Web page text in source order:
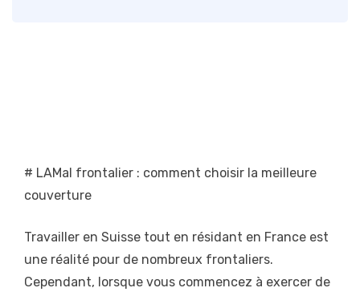
# LAMal frontalier : comment choisir la meilleure
couverture
Travailler en Suisse tout en résidant en France est
une réalité pour de nombreux frontaliers.
Cependant, lorsque vous commencez à exercer de